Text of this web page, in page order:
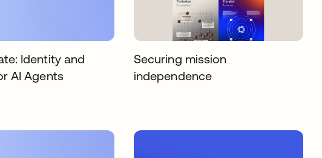
Identity and
AI Agents
Securing mission
independence